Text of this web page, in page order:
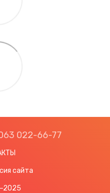
022-66-77
сайта